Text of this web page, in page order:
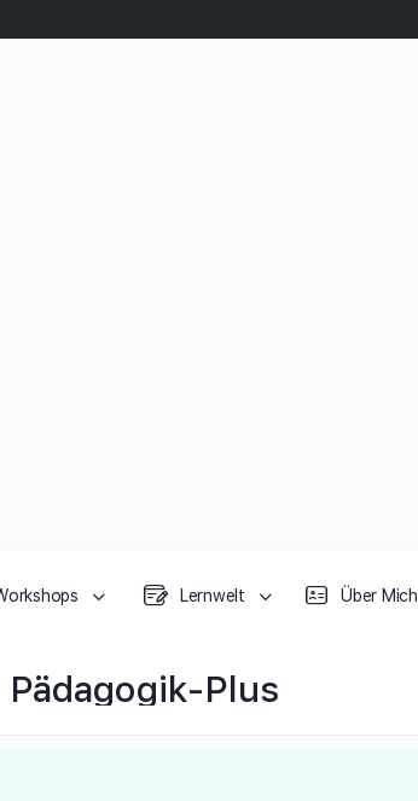
Lernwelt Über Mich
Pädagogik-Plus
11 J. und Jugendliche